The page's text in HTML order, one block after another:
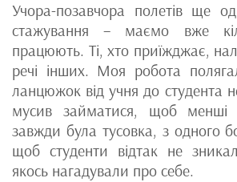
Учора-позавчора полетів ще
стажування – маємо вже
працюють. Ті, хто приїжджає,
речі інших. Моя робота
ланцюжок від учня до студента
мусив займатися, щоб менші
завжди була тусовка, з одного
щоб студенти відтак не
якось нагадували про себе.